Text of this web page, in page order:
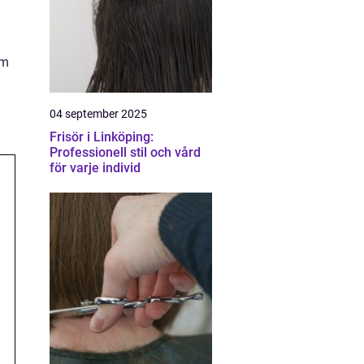
04 september 2025
Frisör i Linköping:
Professionell stil och vård
för varje individ